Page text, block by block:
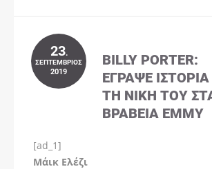
23.
ΣΕΠΤΈΜΒΡΙΟΣ
2019
BILLY PORTER:
ΈΓΡΑΨΕ
ΤΗ ΝΊΚΗ ΤΟΥ
ΒΡΑΒΕΊΑ EMMY
[ad_1]
Μάικ ΕλέζιInstagram